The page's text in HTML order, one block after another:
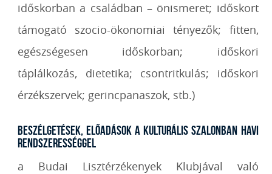
időskorban a családban – önismeret; időskort
támogató szocio-ökonomiai tényezők; fitten,
egészségesen időskorban; időskori
táplálkozás, dietetika; csontritkulás; időskori
érzékszervek; gerincpanaszok, stb.)
Beszélgetések, előadások a Kulturális Szalonban havi
rendszerességgel
a Budai Lisztérzékenyek Klubjával való